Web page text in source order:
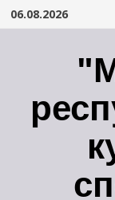
Перейти
06.08.2026